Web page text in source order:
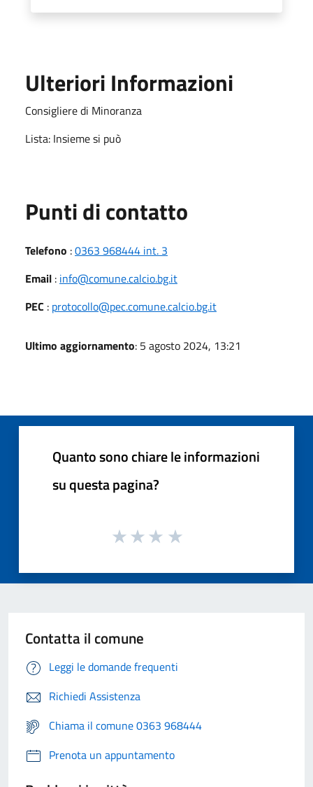
Ulteriori Informazioni
Consigliere di Minoranza
Lista: Insieme si può
Punti di contatto
Telefono :0363 968444 int. 3
Email : info@comune.calcio.bg.it
PEC : protocollo@pec.comune.calcio.bg.it
Ultimo aggiornamento: 5 agosto 2024, 13:21
Quanto sono chiare le informazioni
su questa pagina?
Contatta il comune
Leggi le domande frequenti
Richiedi Assistenza
Chiama il comune 0363 968444
Prenota un appuntamento